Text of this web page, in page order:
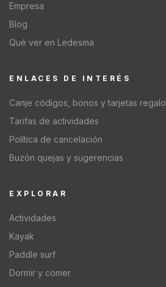
Empresa
Blog
Qué ver en Ledesma
EXPLORAR
Actividades
Kayak
Paddle surf
Dormir y comer
ENLACES DE INTERÉS
Canje códigos, bonos y tarjetas regalo
Tarifas de actividades
Política de cancelación
Buzón quejas y sugerencias